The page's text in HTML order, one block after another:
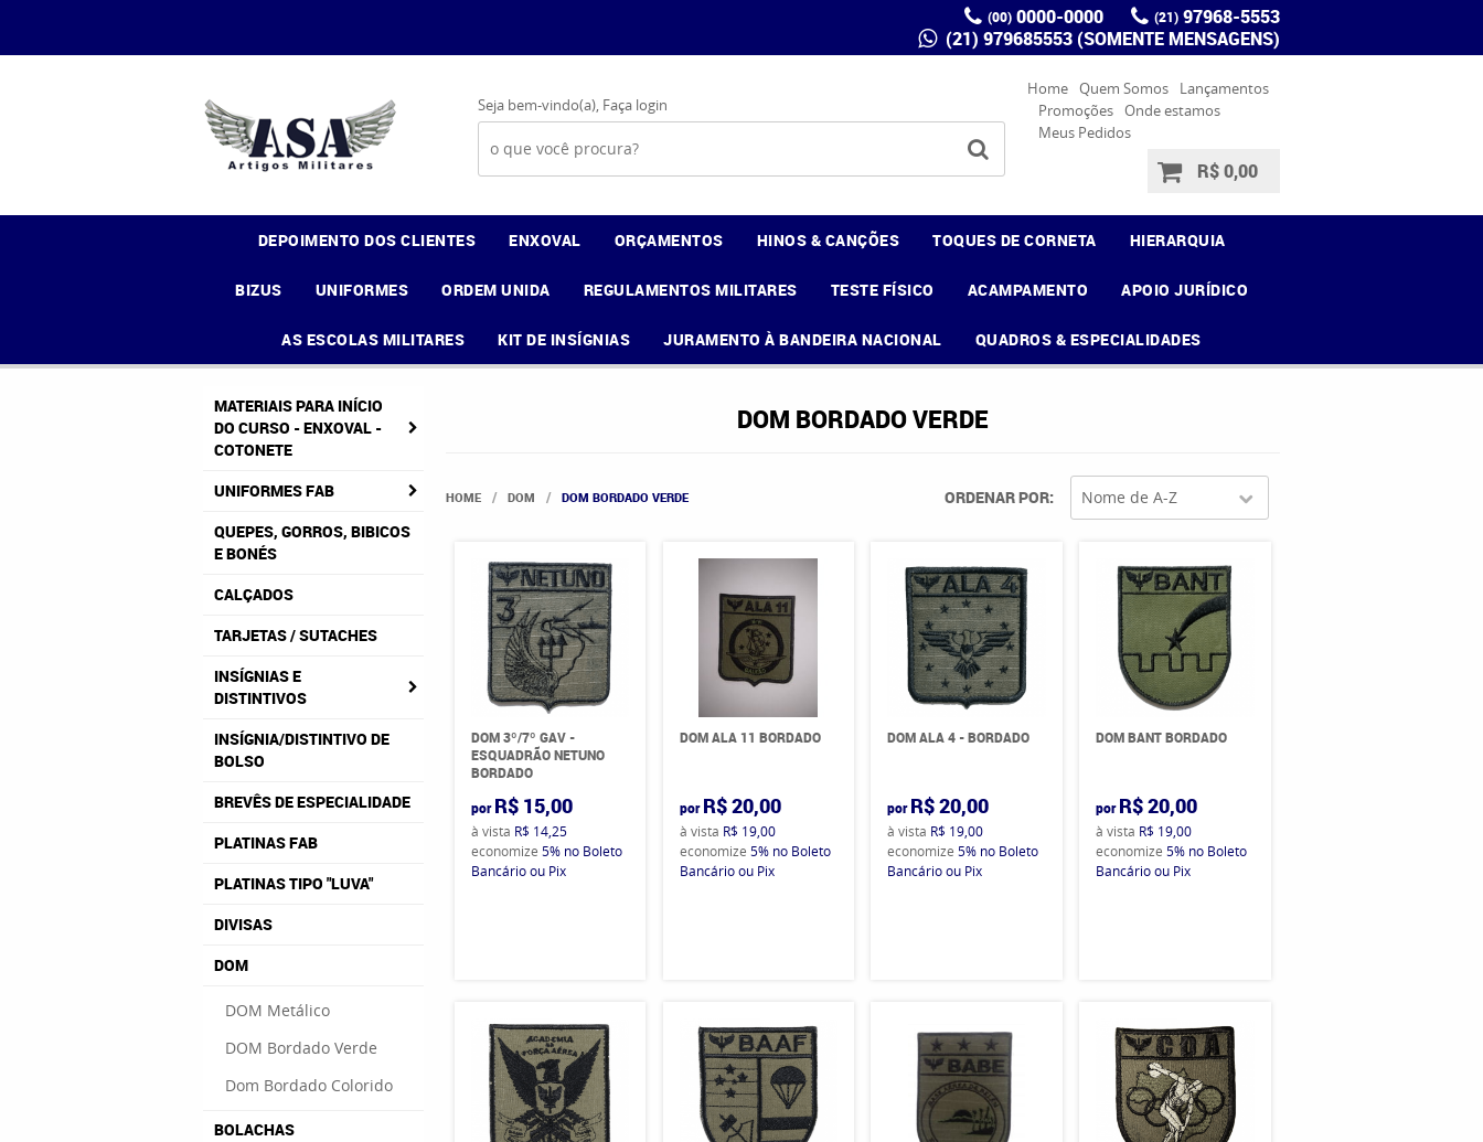
(00) 0000-0000 (21) 97968-5553
(21) 979685553 (SOMENTE MENSAGENS)
Seja bem-vindo(a), Faça login
Home Quem Somos
Lançamentos
Promoções Onde estamos
Meus Pedidos
R$ 0,00
DEPOIMENTO DOS CLIENTES ENXOVAL ORÇAMENTOS HINOS & CANÇÕES TOQUES DE CORNETA HIERARQUIA
BIZUS UNIFORMES ORDEM UNIDA REGULAMENTOS MILITARES TESTE FÍSICO ACAMPAMENTO APOIO JURÍDICO
AS ESCOLAS MILITARES KIT DE INSÍGNIAS JURAMENTO À BANDEIRA NACIONAL QUADROS & ESPECIALIDADES
MATERIAIS PARA INÍCIO
DO CURSO - ENXOVAL -
COTONETE
UNIFORMES FAB
QUEPES, GORROS, BIBICOS
E BONÉS
CALÇADOS
TARJETAS / SUTACHES
INSÍGNIAS E
DISTINTIVOS
INSÍGNIA/DISTINTIVO DE
BOLSO
BREVÊS DE ESPECIALIDADE
PLATINAS FAB
PLATINAS TIPO "LUVA"
DIVISAS
DOM
DOM Metálico
DOM Bordado Verde
Dom Bordado Colorido
BOLACHAS
DOM BORDADO VERDE
HOME DOM DOM BORDADO VERDE ORDENAR POR Nome de A-Z
DOM 3º/7º GAV -
ESQUADRÃO NETUNO
BORDADO
por R$ 15,00
à vista R$ 14,25
economize 5% no Boleto
Bancário ou Pix
DOM ALA 11 BORDADO
por R$ 20,00
à vista R$ 19,00
economize 5% no Boleto
Bancário ou Pix
DOM ALA 4 - BORDADO
por R$ 20,00
à vista R$ 19,00
economize5% no Boleto
Bancário ou Pix
DOM BANT BORDADO
por R$ 20,00
à vista R$ 19,00
economize5% no Boleto
Bancário ou Pix